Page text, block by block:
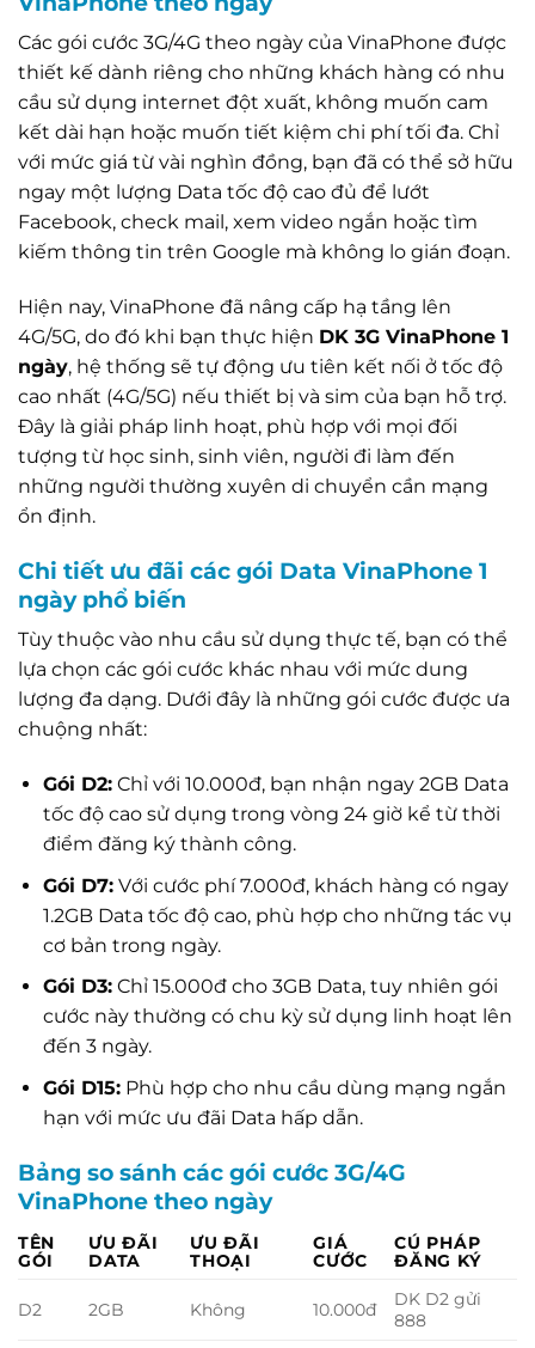
Các gói cước 3G/4G theo ngày của VinaPhone được
thiết kế dành riêng cho những khách hàng có nhu
cầu sử dụng internet đột xuất, không muốn cam
kết dài hạn hoặc muốn tiết kiệm chi phí tối đa. Chỉ
với mức giá từ vài nghìn đồng, bạn đã có thể sở hữu
ngay một lượng Data tốc độ cao đủ để lướt
Facebook, check mail, xem video ngắn hoặc tìm
kiếm thông tin trên Google mà không lo gián đoạn.
Hiện nay, VinaPhone đã nâng cấp hạ tầng lên
4G/5G, do đó khi bạn thực hiện DK 3G VinaPhone 1
ngày, hệ thống sẽ tự động ưu tiên kết nối ở tốc độ
cao nhất (4G/5G) nếu thiết bị và sim của bạn hỗ trợ.
Đây là giải pháp linh hoạt, phù hợp với mọi đối
tượng từ học sinh, sinh viên, người đi làm đến
những người thường xuyên di chuyển cần mạng
ổn định.
Chi tiết ưu đãi các gói Data VinaPhone 1
ngày phổ biến
Tùy thuộc vào nhu cầu sử dụng thực tế, bạn có thể
lựa chọn các gói cước khác nhau với mức dung
lượng đa dạng. Dưới đây là những gói cước được ưa
chuộng nhất:
Gói D2:Chỉ với 10.000đ, bạn nhận ngay 2GB Data
tốc độ cao sử dụng trong vòng 24 giờ kể từ thời
điểm đăng ký thành công.
Gói D7:Với cước phí 7.000đ, khách hàng có ngay
1.2GB Data tốc độ cao, phù hợp cho những tác vụ
cơ bản trong ngày.
Gói D3:Chỉ 15.000đ cho 3GB Data, tuy nhiên gói
cước này thường có chu kỳ sử dụng linh hoạt lên
đến 3 ngày.
Gói D15:Phù hợp cho nhu cầu dùng mạng ngắn
hạn với mức ưu đãi Data hấp dẫn.
Bảng so sánh các gói cước 3G/4G
VinaPhone theo ngày
TÊN
GÓI
ƯU ĐÃI
DATA
ƯU ĐÃI
THOẠI
GIÁ
CƯỚC
CÚ PHÁP
ĐĂNG KÝ
D2 2GB Không 10.000đ
DK D2 gửi
888